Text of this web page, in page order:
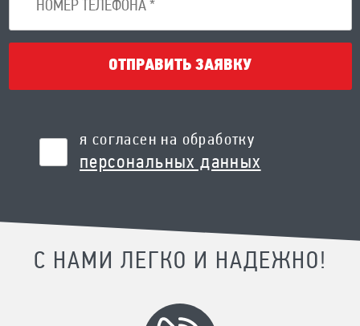
ОТПРАВИТЬ ЗАЯВКУ
я согласен на обработку
персональных данных
С НАМИ ЛЕГКО И НАДЕЖНО!